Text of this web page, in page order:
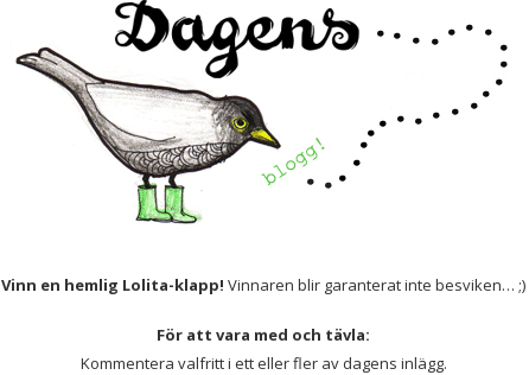
Vinn en hemlig Lolita-klapp! Vinnaren blir garanterat inte besviken… ;)
För att vara med och tävla:
Kommentera valfritt i ett eller fler av dagens inlägg.